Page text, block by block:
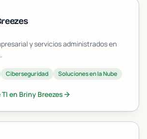
y servicios administrados en
Ciberseguridad Soluciones en la Nube
en Briny Breezes